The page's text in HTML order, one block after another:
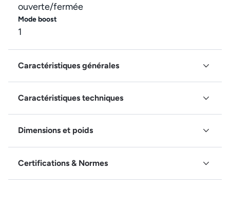
ouverte/fermée
Mode boost
1
Caractéristiques générales
Caractéristiques techniques
Dimensions et poids
Certifications & Normes